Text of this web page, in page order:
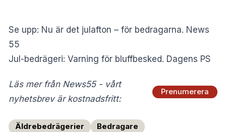
Se upp: Nu är det julafton – för bedragarna. News
55
Jul-bedrägeri: Varning för bluffbesked. Dagens PS
Läs mer från News55 - vårt
nyhetsbrev är kostnadsfritt:
Prenumerera
Äldrebedrägerier
Bedragare